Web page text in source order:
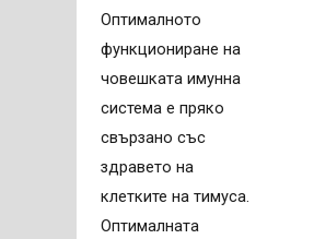
Оптималното
функциониране на
човешката имунна
система е пряко
свързано със
здравето на
клетките на тимуса.
Оптималната